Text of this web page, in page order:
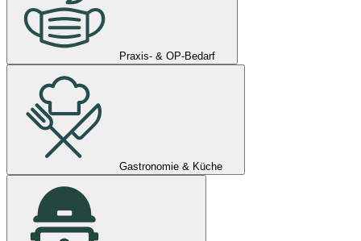
Praxis- & OP-Bedarf
Gastronomie & Küche